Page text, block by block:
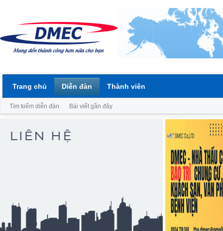
Trang chủ Diễn đàn
Tìm kiếm diễn đàn Bài viết gần đây
Thành viên